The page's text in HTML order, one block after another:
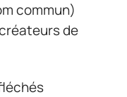
commun)
de